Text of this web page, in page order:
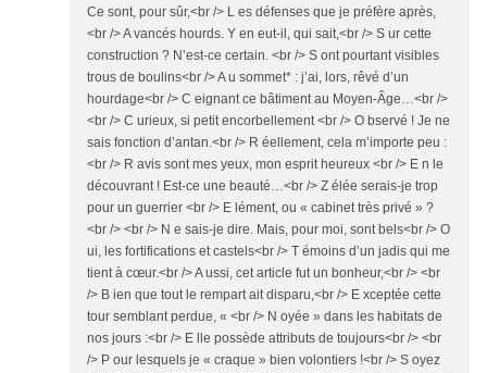
Ce sont, pour sûr,<br /> L es défenses que je préfère après,
<br /> A vancés hourds. Y en eut-il, qui sait,<br /> S ur cette
construction ? N’est-ce certain. <br /> S ont pourtant visibles
trous de boulins<br /> A u sommet* : j’ai, lors, rêvé d’un
hourdage<br /> C eignant ce bâtiment au Moyen-Âge…<br />
<br /> C urieux, si petit encorbellement <br /> O bservé ! Je ne
sais fonction d’antan.<br /> R éellement, cela m’importe peu :
<br /> R avis sont mes yeux, mon esprit heureux <br /> E n le
découvrant ! Est-ce une beauté…<br /> Z élée serais-je trop
pour un guerrier <br /> E lément, ou « cabinet très privé » ?
<br /> <br /> N e sais-je dire. Mais, pour moi, sont bels<br /> O
ui, les fortifications et castels<br /> T émoins d’un jadis qui me
tient à cœur.<br /> A ussi, cet article fut un bonheur,<br /> <br
/> B ien que tout le rempart ait disparu,<br /> E xceptée cette
tour semblant perdue, « <br /> N oyée » dans les habitats de
nos jours :<br /> E lle possède attributs de toujours<br /> <br
/> P our lesquels je « craque » bien volontiers !<br /> S oyez